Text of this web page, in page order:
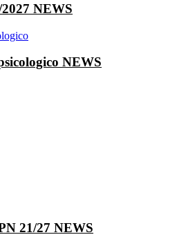
NEWS
NEWS
21/27 NEWS